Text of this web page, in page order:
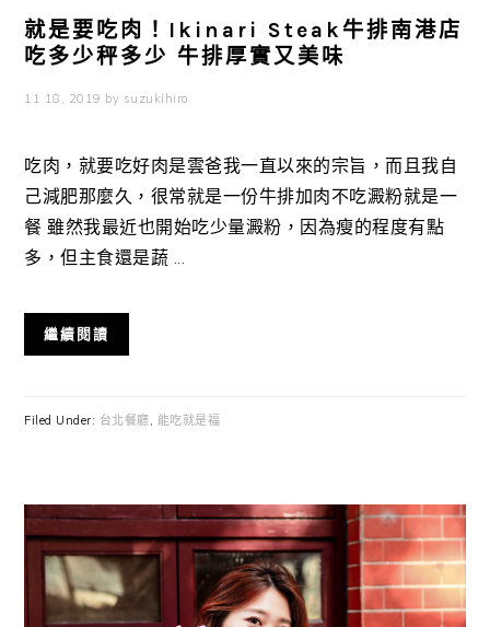
就是要吃肉！Ikinari Steak牛排南港店
吃多少秤多少 牛排厚實又美味
11 18, 2019 by suzukihiro
吃肉，就要吃好肉是雲爸我一直以來的宗旨，而且我自
己減肥那麼久，很常就是一份牛排加肉不吃澱粉就是一
餐 雖然我最近也開始吃少量澱粉，因為瘦的程度有點
多，但主食還是蔬 ...
繼續閱讀
Filed Under: 台北餐廳, 能吃就是福